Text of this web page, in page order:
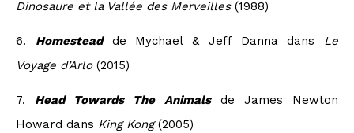
Dinosaure et la Vallée des Merveilles(1988)
6. Homesteadde Mychael & Jeff Danna dans Le
Voyage d’Arlo(2015)
7. Head Towards The Animalsde James Newton
Howard dans King Kong(2005)